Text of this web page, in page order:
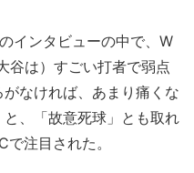
インタビューの中で、W
谷は）すごい打者で弱点
なければ、あまり痛くな
、「故意死球」とも取れ
注目された。